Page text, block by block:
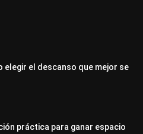
elegir el descanso que mejor se
práctica para ganar espacio